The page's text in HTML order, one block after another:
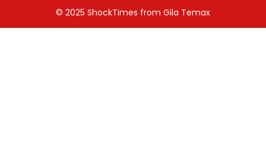
© 2025 ShockTimes from Gila Temax